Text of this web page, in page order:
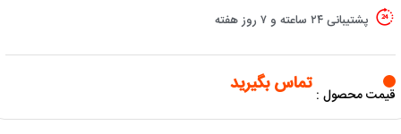
پشتیبانی ۲۴ ساعته و ۷ روز هفته
قیمت محصول : تماس بگیرید